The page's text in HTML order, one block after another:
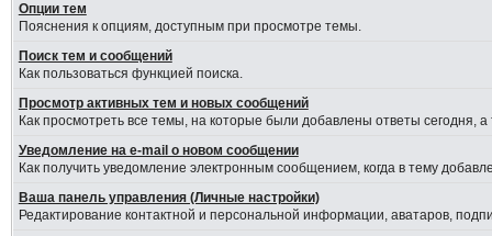
Опции тем
Пояснения к опциям, доступным при просмотре темы.
Поиск тем и сообщений
Как пользоваться функцией поиска.
Просмотр активных тем и новых сообщений
Как просмотреть все темы, на которые были добавлены ответы сегодня,
Уведомление на е-mail о новом сообщении
Как получить уведомление электронным сообщением, когда в тему
Ваша панель управления (Личные настройки)
Редактирование контактной и персональной информации, аватаров,